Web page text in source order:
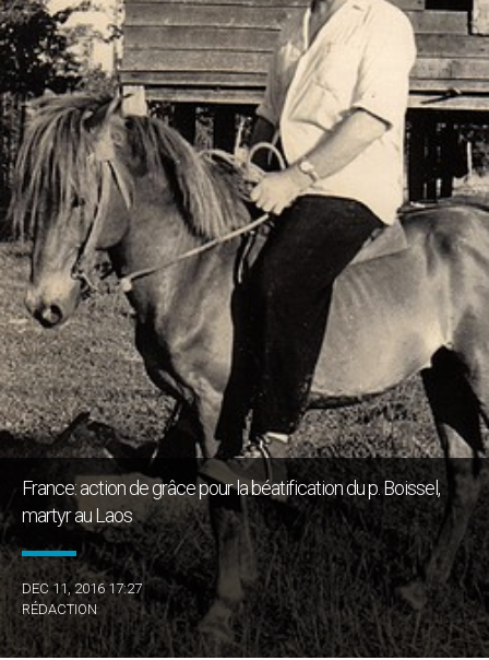
France: action de grâce pour la béatification du p. Boissel,
martyr au Laos
DEC 11, 2016 17:27
RÉDACTION